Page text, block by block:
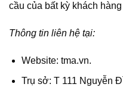
cầu của bất kỳ khách
Thông tin liên hệ tại:
Website: tma.vn.
Trụ sở: T 111 Nguyễn